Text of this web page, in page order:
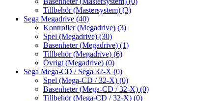
Tillbehör (Mastersystem) (3)
Sega Megadrive (40)
Kontroller (Megadrive) (3)
Spel (Megadrive) (30)
Basenheter (Megadrive) (1)
Tillbehör (Megadrive) (6)
Övrigt (Megadrive) (0)
Sega Mega-CD / Sega 32-X (0)
Spel (Mega-CD / 32-X) (0)
Basenheter (Mega-CD / 32-X) (0)
Tillbehör (Mega-CD / 32-X) (0)